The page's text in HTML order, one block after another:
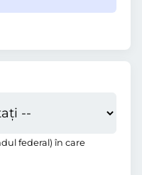
federal) în care